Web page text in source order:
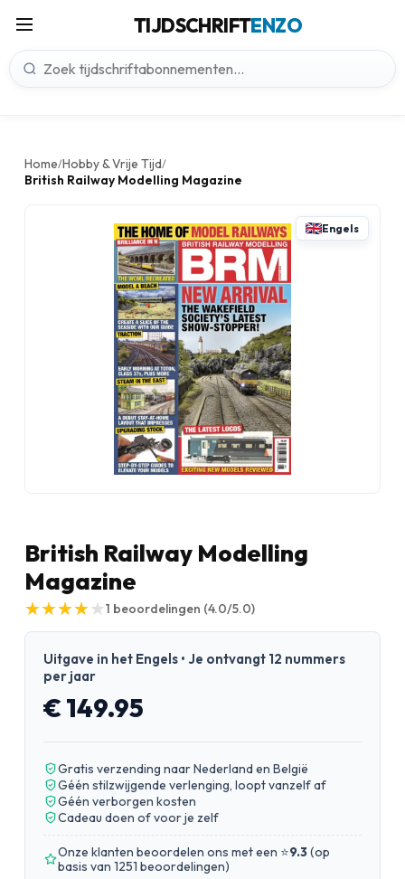
TIJDSCHRIFTENZO
Home/Hobby & Vrije Tijd/
British Railway Modelling Magazine
Engels
British Railway Modelling
Magazine
★
★★
★★
★★
★★
★1 beoordelingen (4.0/5.0)
Uitgave in het Engels • Je ontvangt 12 nummers
per jaar
€ 149.95
Gratis verzending naar Nederland en België
Géén stilzwijgende verlenging, loopt vanzelf af
Géén verborgen kosten
Cadeau doen of voor je zelf
Onze klanten beoordelen ons met een ⭐9.3(op
basis van 1251 beoordelingen)